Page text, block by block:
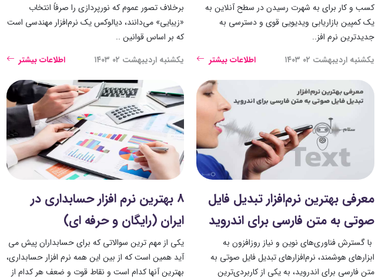
کسب و کار برای به شهرت رسیدن در سطح آنلاین به
یک کمپین بازاریابی ویدیویی قوی و دسترسی به
جدیدترین نرم ‌افز..
یکشنبه اردیبهشت ۰۲ ۱۴۰۳
اطلاعات بیشتر
برخلاف تصور عموم که نورپردازی را صرفاً انتخاب
«زیبایی» می‌دانند، دیالوکس یک نرم‌افزار مهندسی است
که بر اساس قوانین ..
یکشنبه اردیبهشت ۰۲ ۱۴۰۳
اطلاعات بیشتر
معرفی بهترین نرم‌افزار تبدیل فایل
صوتی به متن فارسی برای اندروید
با گسترش فناوری‌های نوین و نیاز روزافزون به
ابزارهای هوشمند، نرم‌افزارهای تبدیل فایل صوتی به
متن فارسی برای اندروید، به یکی از کاربردی‌ترین
8 بهترین نرم افزار حسابداری در
ایران (رایگان و حرفه ای)
یکی از مهم ترین سوالاتی که برای حسابداران پیش می
آید همین است که از بین این همه نرم افزار حسابداری،
بهترین آنها کدام است و نقاط قوت و ضعف هر کدام از